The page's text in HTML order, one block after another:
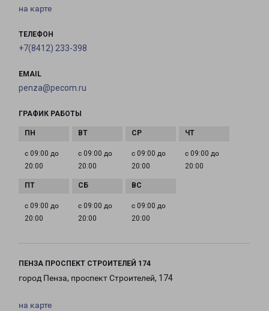
на карте
ТЕЛЕФОН
+7(8412) 233-398
EMAIL
penza@pecom.ru
ГРАФИК РАБОТЫ
с 09:00 до
20:00
с 09:00 до
20:00
с 09:00 до
20:00
с 09:00 до
20:00
с 09:00 до
20:00
с 09:00 до
20:00
с 09:00 до
20:00
ПЕНЗА ПРОСПЕКТ СТРОИТЕЛЕЙ 174
город Пенза, проспект Строителей, 174
на карте